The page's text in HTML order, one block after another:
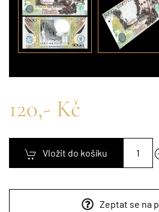
120,- Kč
Vložit do košíku
Zeptat se na